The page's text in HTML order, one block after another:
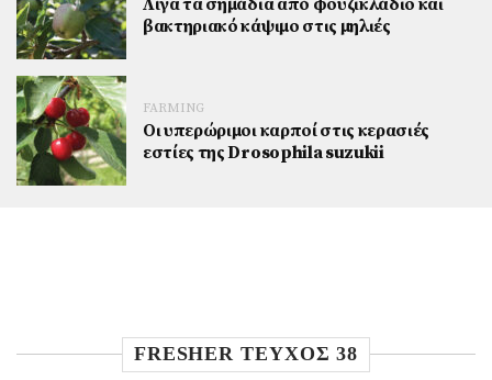
βακτηριακό κάψιμο στις μηλιές
FARMING
Οι υπερώριμοι καρποί στις κερασιές
εστίες της Drosophila suzukii
FRESHER TEYXOΣ 38